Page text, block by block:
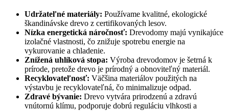
Udržateľné materiály: Používame kvalitné, ekologické
škandinávske drevo z certifikovaných lesov.
Nízka energetická náročnosť: Drevodomy majú vynikajúce
izolačné vlastnosti, čo znižuje spotrebu energie na
vykurovanie a chladenie.
Znížená uhlíková stopa: Výroba drevodomov je šetrná k
prírode, pretože drevo je prírodný a obnoviteľný materiál.
Recyklovateľnosť: Väčšina materiálov použitých na
výstavbu je recyklovateľná, čo minimalizuje odpad.
Zdravé bývanie: Drevo vytvára prirodzenú a zdravú
vnútornú klímu, podporuje dobrú reguláciu vlhkosti a